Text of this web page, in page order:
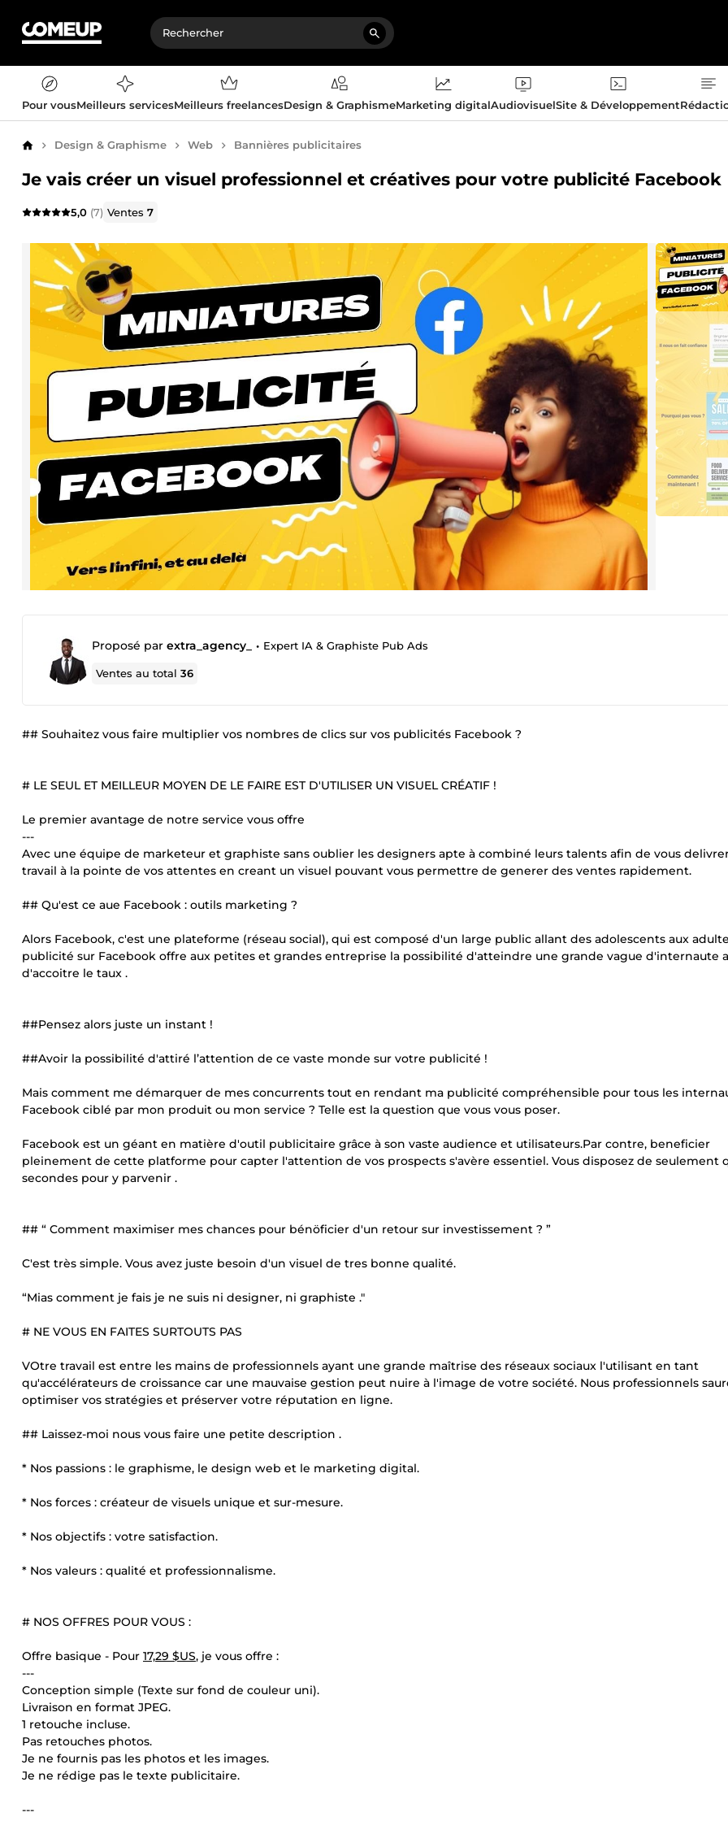
Pour vousMeilleurs servicesMeilleurs freelancesDesign & GraphismeMarketing digitalAudiovisuelSite & Développement
AccueilDesign & Graphisme Web Bannières publicitaires
Je vais créer un visuel professionnel et créatives pour votre publicité Facebook
5,0 (7) Ventes7
Proposé par extra_agency_ • Expert IA & Graphiste Pub Ads
Ventes au total36
## Souhaitez vous faire multiplier vos nombres de clics sur vos publicités Facebook ?
# LE SEUL ET MEILLEUR MOYEN DE LE FAIRE EST D'UTILISER UN VISUEL CRÉATIF !
Le premier avantage de notre service vous offre
---
Avec une équipe de marketeur et graphiste sans oublier les designers apte à combiné leurs talents afin de vous
travail à la pointe de vos attentes en creant un visuel pouvant vous permettre de generer des ventes rapidement.
## Qu'est ce aue Facebook : outils marketing ?
Alors Facebook, c'est une plateforme (réseau social), qui est composé d'un large public allant des adolescents aux
publicité sur Facebook offre aux petites et grandes entreprise la possibilité d'atteindre une grande vague d'internaute
d'accoitre le taux .
##Pensez alors juste un instant !
##Avoir la possibilité d'attiré l’attention de ce vaste monde sur votre publicité !
Mais comment me démarquer de mes concurrents tout en rendant ma publicité compréhensible pour tous les
Facebook ciblé par mon produit ou mon service ? Telle est la question que vous vous poser.
Facebook est un géant en matière d'outil publicitaire grâce à son vaste audience et utilisateurs.Par contre, beneficier
pleinement de cette platforme pour capter l'attention de vos prospects s'avère essentiel. Vous disposez de seulement
secondes pour y parvenir .
## “ Comment maximiser mes chances pour bénöficier d'un retour sur investissement ? ”
C'est très simple. Vous avez juste besoin d'un visuel de tres bonne qualité.
“Mias comment je fais je ne suis ni designer, ni graphiste ."
# NE VOUS EN FAITES SURTOUTS PAS
VOtre travail est entre les mains de professionnels ayant une grande maîtrise des réseaux sociaux l'utilisant en tant
qu'accélérateurs de croissance car une mauvaise gestion peut nuire à l'image de votre société. Nous professionnels
optimiser vos stratégies et préserver votre réputation en ligne.
## Laissez-moi nous vous faire une petite description .
* Nos passions : le graphisme, le design web et le marketing digital.
* Nos forces : créateur de visuels unique et sur-mesure.
* Nos objectifs : votre satisfaction.
* Nos valeurs : qualité et professionnalisme.
# NOS OFFRES POUR VOUS :
Offre basique - Pour 17,29 $US, je vous offre :
---
Conception simple (Texte sur fond de couleur uni).
Livraison en format JPEG.
1 retouche incluse.
Pas retouches photos.
Je ne fournis pas les photos et les images.
Je ne rédige pas le texte publicitaire.
---